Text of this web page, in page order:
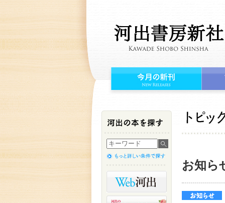
お知ら